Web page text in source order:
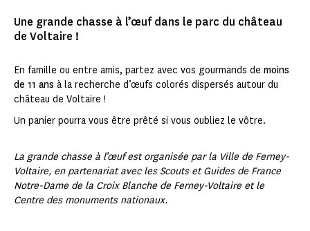
Une grande chasse à l’œuf dans le parc du château
de Voltaire !
En famille ou entre amis, partez avec vos gourmands de moins
de 11 ans à la recherche d’œufs colorés dispersés autour du
château de Voltaire !
Un panier pourra vous être prêté si vous oubliez le vôtre.
La grande chasse à l’œuf est organisée par la Ville de Ferney-
Voltaire, en partenariat avec les Scouts et Guides de France
Notre-Dame de la Croix Blanche de Ferney-Voltaire et le
Centre des monuments nationaux.